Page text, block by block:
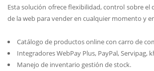
Esta solución ofrece flexibilidad, control sobre el
de la web para vender en cualquier momento y
Catálogo de productos online con carro de
Integradores WebPay Plus, PayPal, Servipag,
Manejo de inventario gestión de stock.